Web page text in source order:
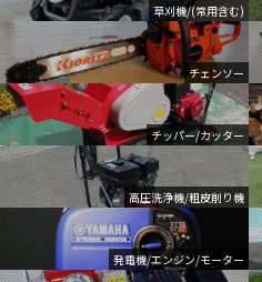
草刈機/(常用含む)
チェンソー
チッパー/カッター
高圧洗浄機/粗皮削り機
発電機/エンジン/モーター